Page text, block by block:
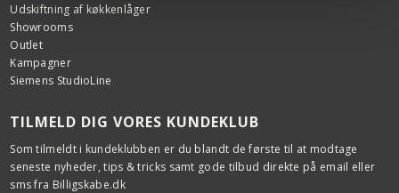
Udskiftning af køkkenlåger
Showrooms
Outlet
Kampagner
Siemens StudioLine
TILMELD DIG VORES KUNDEKLUB
Som tilmeldt i kundeklubben er du blandt de første til at modtage
seneste nyheder, tips & tricks samt gode tilbud direkte på email eller
sms fra Billigskabe.dk